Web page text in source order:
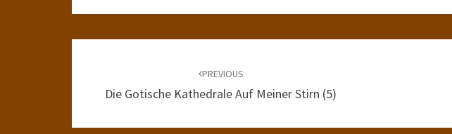
PREVIOUS
Die Gotische Kathedrale Auf Meiner Stirn (5)